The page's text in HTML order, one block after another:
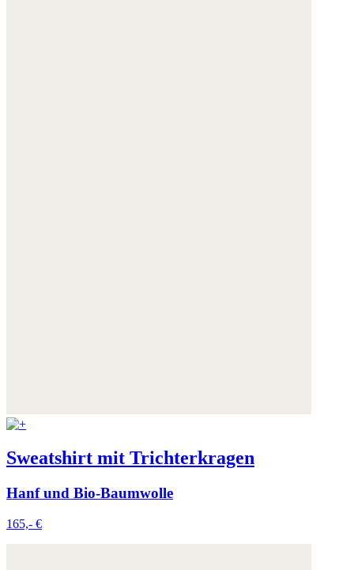
Sweatshirt mit Trichterkragen
Hanf und Bio-Baumwolle
165,- €